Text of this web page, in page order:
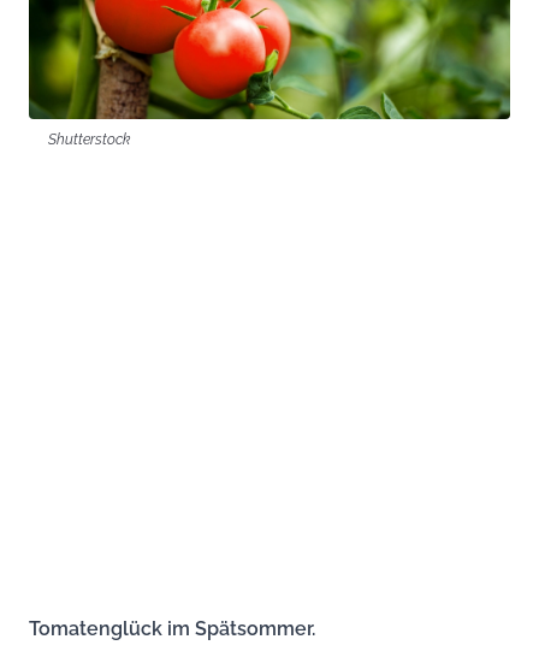
Shutterstock
Tomatenglück im Spätsommer.